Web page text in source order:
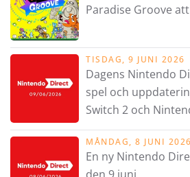
Paradise Groove
TISDAG, 9 JUNI 2026
Dagens Nintendo
spel och
Switch 2 och
MÅNDAG, 8 JUNI 2026
En ny Nintendo